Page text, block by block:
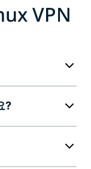
VPN
?